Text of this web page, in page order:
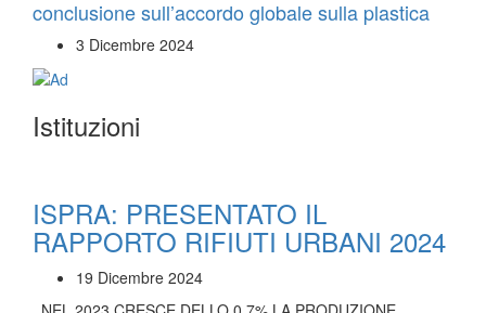
conclusione sull’accordo globale sulla plastica
3 Dicembre 2024
Istituzioni
ISPRA: PRESENTATO IL
RAPPORTO RIFIUTI URBANI 2024
19 Dicembre 2024